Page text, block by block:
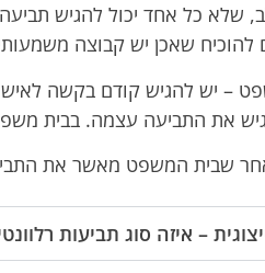
שלא כל אחד יכול להגיש
להוכיח שאכן יש קבוצה
– יש להגיש קודם בקשה
עצמה. בבית משפט השלום יש לשלם
שבית המשפט מאשר את
– איזה סוג תביעות